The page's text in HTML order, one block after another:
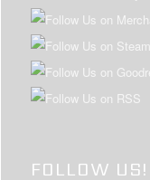
FOLLOW US!